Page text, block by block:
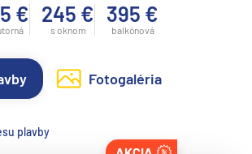
€ 245 €
s oknom
395 €
balkónová
Fotogaléria
plavby